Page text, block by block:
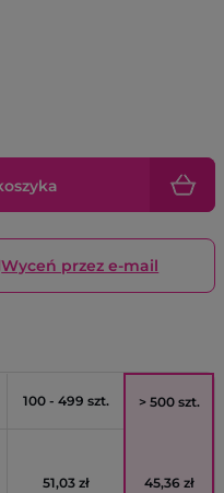
Wyceń przez e-mail
100 - 499 szt. > 500 szt.
51,03 zł
45,36 zł